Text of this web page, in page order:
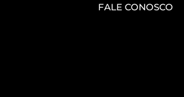
FALE CONOSCO